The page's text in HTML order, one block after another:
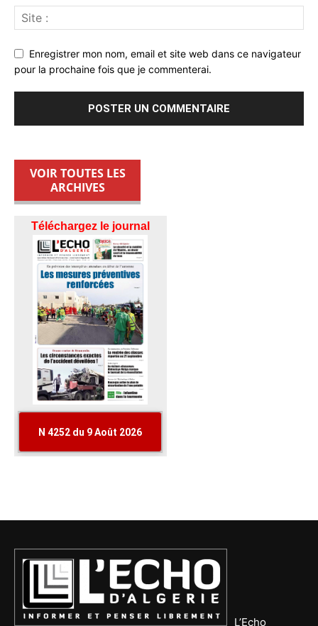
Enregistrer mon nom, email et site web dans ce navigateur
pour la prochaine fois que je commenterai.
VOIR TOUTES LES
ARCHIVES
L’Echo